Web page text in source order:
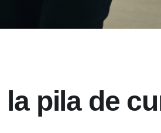
pila de